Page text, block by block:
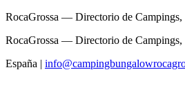
RocaGrossa — Directorio de Campings,
RocaGrossa — Directorio de Campings,
España |